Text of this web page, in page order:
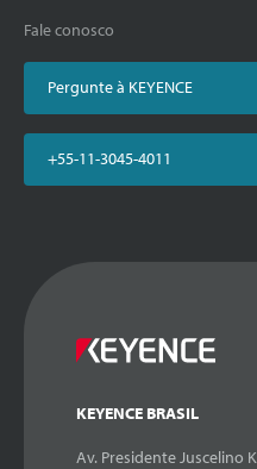
Fale conosco
Pergunte à KEYENCE
+55-11-3045-4011
KEYENCE BRASIL
Av. Presidente Juscelino